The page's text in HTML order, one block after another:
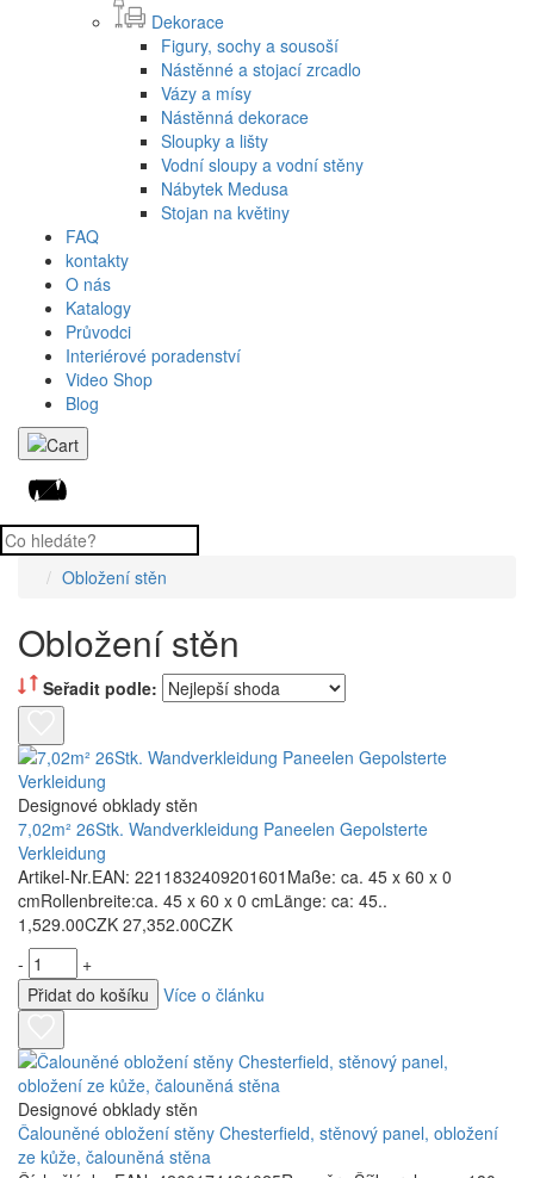
Dekorace
Figury, sochy a sousoší
Nástěnné a stojací zrcadlo
Vázy a mísy
Nástěnná dekorace
Sloupky a lišty
Vodní sloupy a vodní stěny
Nábytek Medusa
Stojan na květiny
FAQ
kontakty
O nás
Katalogy
Průvodci
Interiérové poradenství
Video Shop
Blog
Obložení stěn
Obložení stěn
Seřadit podle:
Designové obklady stěn
7,02m² 26Stk. Wandverkleidung Paneelen Gepolsterte
Verkleidung
Artikel-Nr.EAN: 2211832409201601Maße: ca. 45 x 60 x 0
cmRollenbreite:ca. 45 x 60 x 0 cmLänge: ca: 45..
1,529.00CZK 27,352.00CZK
-
+
Přidat do košíku
Více o článku
Designové obklady stěn
Čalouněné obložení stěny Chesterfield, stěnový panel, obložení
ze kůže, čalouněná stěna